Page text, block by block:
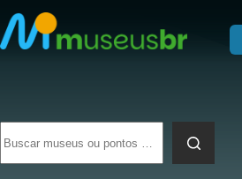
para
o
conteúdo
resultados